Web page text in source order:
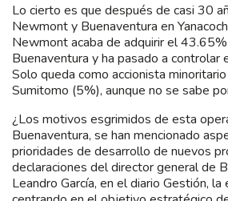
Lo cierto es que después de casi 30
Newmont y Buenaventura en
Newmont acaba de adquirir el
Buenaventura y ha pasado a controlar
Solo queda como accionista
Sumitomo (5%), aunque no se sabe
¿Los motivos esgrimidos de esta
Buenaventura, se han mencionado
prioridades de desarrollo de nuevos
declaraciones del director general de
Leandro García, en el diario Gestión,